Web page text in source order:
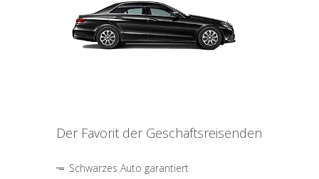
Der Favorit der Geschäftsreisenden
Schwarzes Auto garantiert